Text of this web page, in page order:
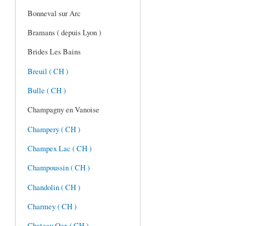
Bonneval sur Arc
Bramans ( depuis Lyon )
Brides Les Bains
Breuil ( CH )
Bulle ( CH )
Champagny en Vanoise
Champery ( CH )
Champex Lac ( CH )
Champoussin ( CH )
Chandolin ( CH )
Charmey ( CH )